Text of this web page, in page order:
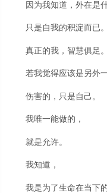
因为我知道，外在是
只是自我的积淀而已。
真正的我，智慧俱足。
若我觉得应该是另外
伤害的，只是自己。
我唯一能做的，
就是允许。
我知道，
我是为了生命在当下